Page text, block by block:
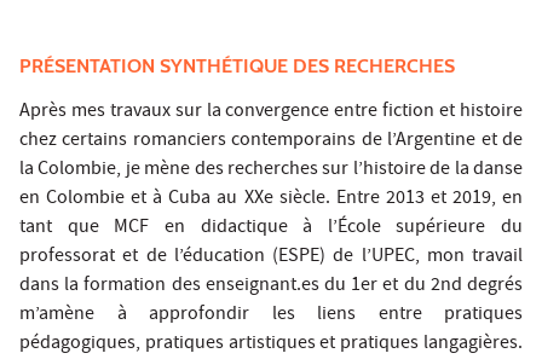
PRÉSENTATION SYNTHÉTIQUE DES RECHERCHES
Après mes travaux sur la convergence entre fiction et histoire
chez certains romanciers contemporains de l’Argentine et de
la Colombie, je mène des recherches sur l’histoire de la danse
en Colombie et à Cuba au XXe siècle. Entre 2013 et 2019, en
tant que MCF en didactique à l’École supérieure du
professorat et de l’éducation (ESPE) de l’UPEC, mon travail
dans la formation des enseignant.es du 1er et du 2nd degrés
m’amène à approfondir les liens entre pratiques
pédagogiques, pratiques artistiques et pratiques langagières.